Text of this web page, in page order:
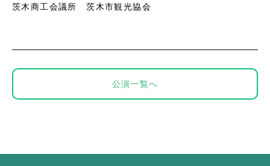
茨木商工会議所 茨木市観光協会
公演一覧へ